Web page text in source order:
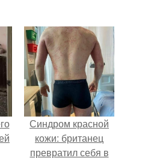
Синдром красной
кожи: британец
превратил себя в